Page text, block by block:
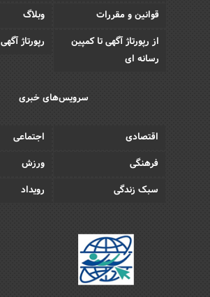
قوانین و مقررات
وبلاگ
از رپورتاژ آگهی تا کمپین
رسانه ای
رپورتاژ آگهی
سرویس‌های خبری
اقتصادی
اجتماعی
فرهنگی
ورزش
سبک زندگی
رویداد